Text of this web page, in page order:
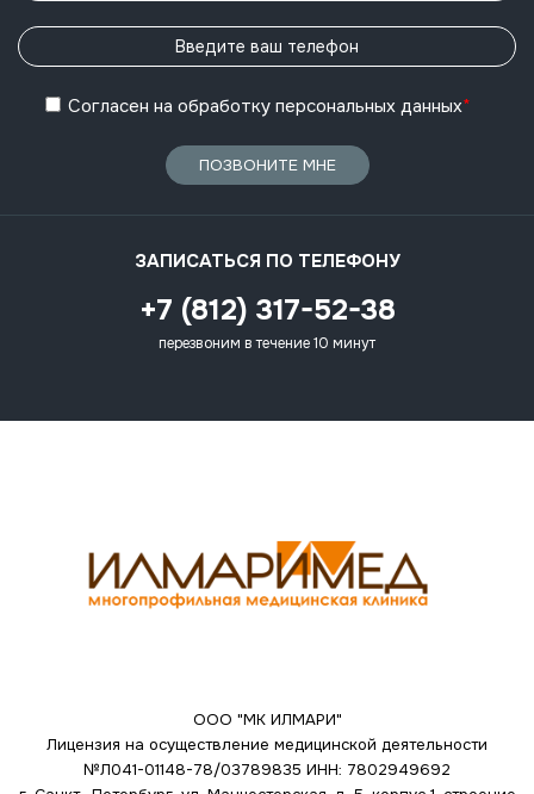
Согласен на обработку персональных данных*
ПОЗВОНИТЕ МНЕ
ЗАПИСАТЬСЯ ПО ТЕЛЕФОНУ
+7 (812) 317-52-38
перезвоним в течение 10 минут
ООО "МК ИЛМАРИ"
Лицензия на осуществление медицинской деятельности
№Л041-01148-78/03789835 ИНН: 7802949692